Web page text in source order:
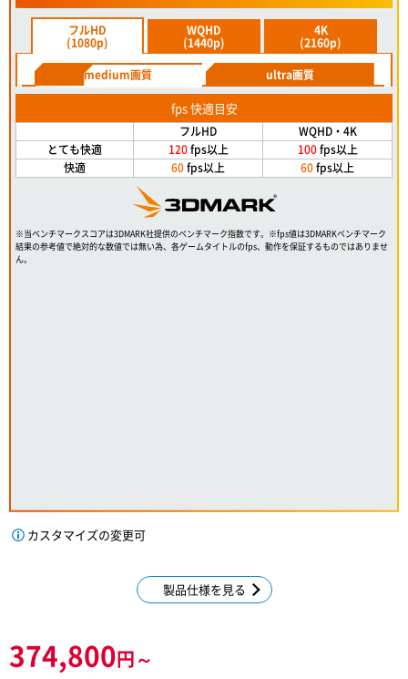
フルHD
(1080p)
WQHD
(1440p)
4K
(2160p)
medium画質
ultra画質
fps 快適目安
フルHD
WQHD・4K
とても快適
120fps以上 100fps以上
快適
60fps以上 60fps以上
※当ベンチマークスコアは3DMARK社提供のベンチマーク指数です。※fps値は3DMARKベンチマーク
結果の参考値で絶対的な数値では無い為、各ゲームタイトルのfps、動作を保証するものではありませ
ん。
カスタマイズの変更可
製品仕様を見る
374,800円～